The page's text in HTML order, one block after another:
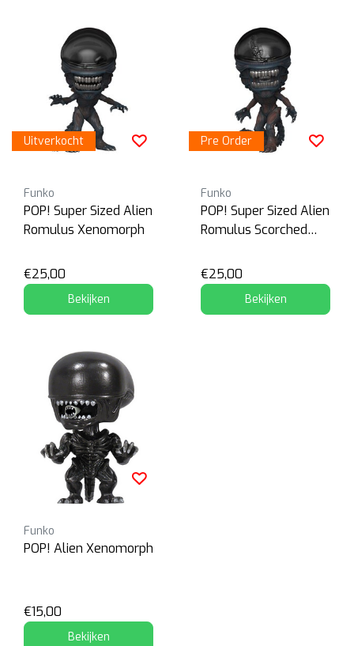
Uitverkocht
Funko
POP! Super Sized Alien
Romulus Xenomorph
€25,00
Bekijken
Pre Order
Funko
POP! Super Sized Alien
Romulus Scorched
€25,00
Bekijken
Funko
POP! Alien Xenomorph
€15,00
Bekijken